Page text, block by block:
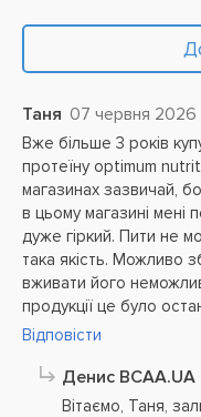
Таня 07 червня 2026
Вже більше 3 років
протеїну optimum
магазинах зазвичай,
в цьому магазині мені
дуже гіркий. Пити не
така якість. Можливо
вживати його
продукції це було
Відповісти
Денис BCAA.UA
Вітаємо, Таня,